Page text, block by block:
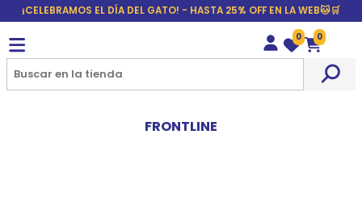
¡CELEBRAMOS EL DÍA DEL GATO! - HASTA 25% OFF EN LA WEB🐱🛒
Wishlist
0
Carrito
0
FRONTLINE